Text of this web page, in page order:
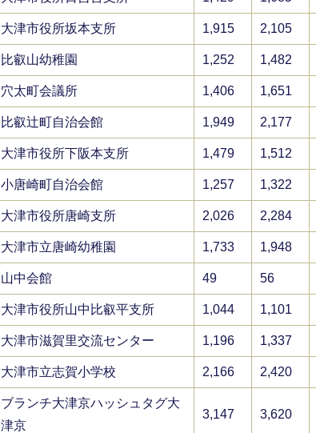
大津市役所坂本支所 1,915 2,105
比叡山幼稚園 1,252 1,482
穴太町会議所 1,406 1,651
比叡辻町自治会館 1,949 2,177
大津市役所下阪本支所 1,479 1,512
小唐崎町自治会館 1,257 1,322
大津市役所唐崎支所 2,026 2,284
大津市立唐崎幼稚園 1,733 1,948
山中会館 49 56
大津市役所山中比叡平支所 1,044 1,101
大津市滋賀里交流センター 1,196 1,337
大津市立志賀小学校 2,166 2,420
ブランチ大津京ハッシュタグ大
津京
3,147 3,620